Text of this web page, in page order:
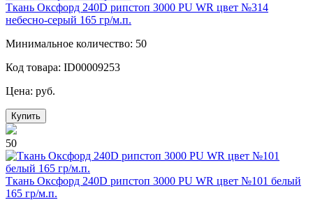
Ткань Оксфорд 240D рипстоп 3000 PU WR цвет №314
небесно-серый 165 гр/м.п.
Минимальное количество: 50
Код товара: ID00009253
Цена: руб.
Купить
50
Ткань Оксфорд 240D рипстоп 3000 PU WR цвет №101 белый
165 гр/м.п.